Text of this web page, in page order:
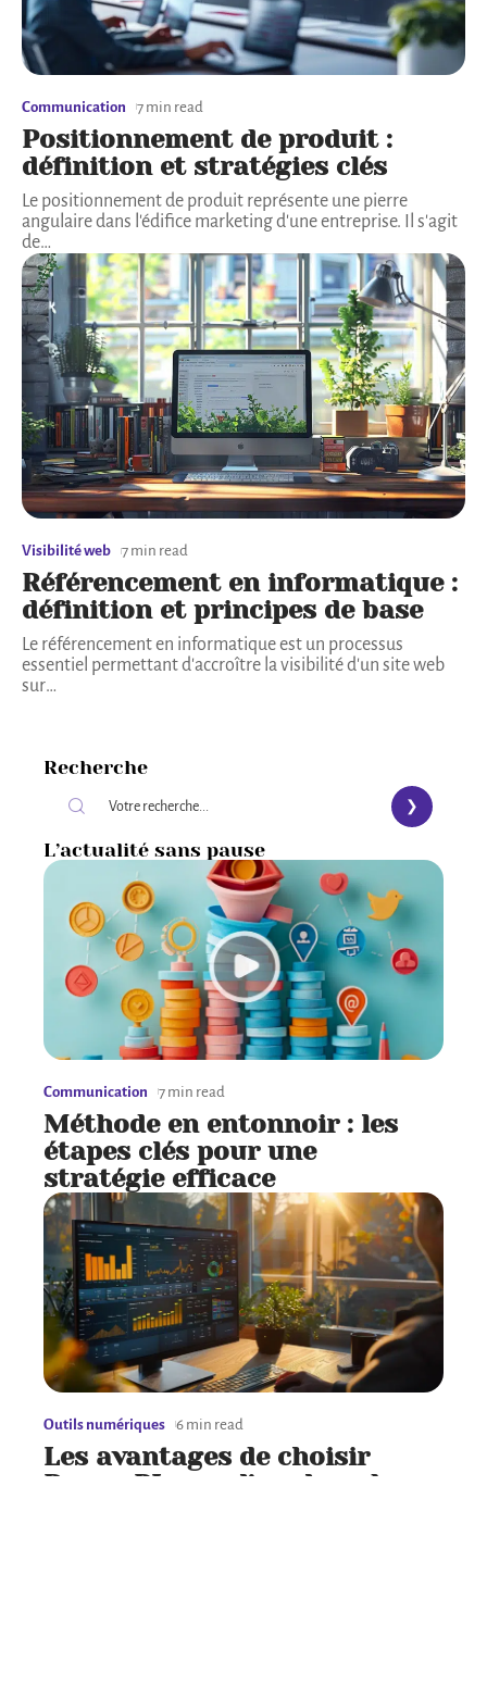
Communication 7 min read
Positionnement de produit :
définition et stratégies clés
Le positionnement de produit représente une pierre
angulaire dans l'édifice marketing d'une entreprise. Il s'agit
de…
Visibilité web 7 min read
Référencement en informatique :
définition et principes de base
Le référencement en informatique est un processus
essentiel permettant d'accroître la visibilité d'un site web
sur…
Recherche
L’actualité sans pause
Communication 7 min read
Méthode en entonnoir : les
étapes clés pour une
stratégie efficace
Outils numériques 6 min read
Les avantages de choisir
Power BI pour l’analyse de